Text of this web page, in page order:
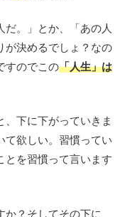
だ。」とか、「あの人
が決めるでしょ？なの
すのでこの「人生」は
、下に下がっていきま
て欲しい。習慣ってい
とを習慣って言います
か？そしてその下に